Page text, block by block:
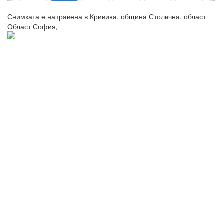
Снимката е направена в Кривина, община Столична, област
Област София,